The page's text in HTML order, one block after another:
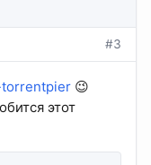
#3
😉
этот